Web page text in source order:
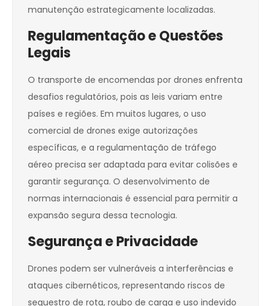
manutenção estrategicamente localizadas.
Regulamentação e Questões
Legais
O transporte de encomendas por drones enfrenta
desafios regulatórios, pois as leis variam entre
países e regiões. Em muitos lugares, o uso
comercial de drones exige autorizações
específicas, e a regulamentação de tráfego
aéreo precisa ser adaptada para evitar colisões e
garantir segurança. O desenvolvimento de
normas internacionais é essencial para permitir a
expansão segura dessa tecnologia.
Segurança e Privacidade
Drones podem ser vulneráveis a interferências e
ataques cibernéticos, representando riscos de
sequestro de rota, roubo de carga e uso indevido